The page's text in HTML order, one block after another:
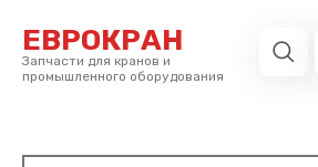
ЕВРОКРАН
Запчасти для кранов и
промышленного оборудования